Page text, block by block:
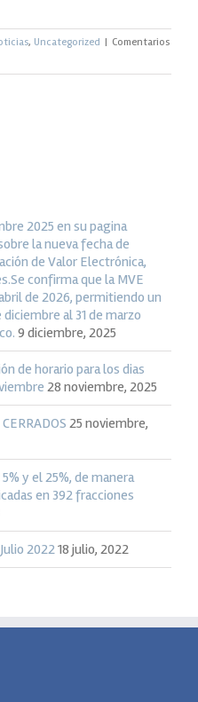
, Uncategorized | Comentarios
2025 en su pagina
la nueva fecha de
de Valor Electrónica,
confirma que la MVE
de 2026, permitiendo un
al 31 de marzo
9 diciembre, 2025
de horario para los dias
28 noviembre, 2025
25 noviembre,
y el 25%, de manera
en 392 fracciones
202218 julio, 2022